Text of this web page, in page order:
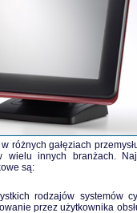
różnych gałęziach
innych branżach.
są:
rodzajów systemów
przez użytkownika